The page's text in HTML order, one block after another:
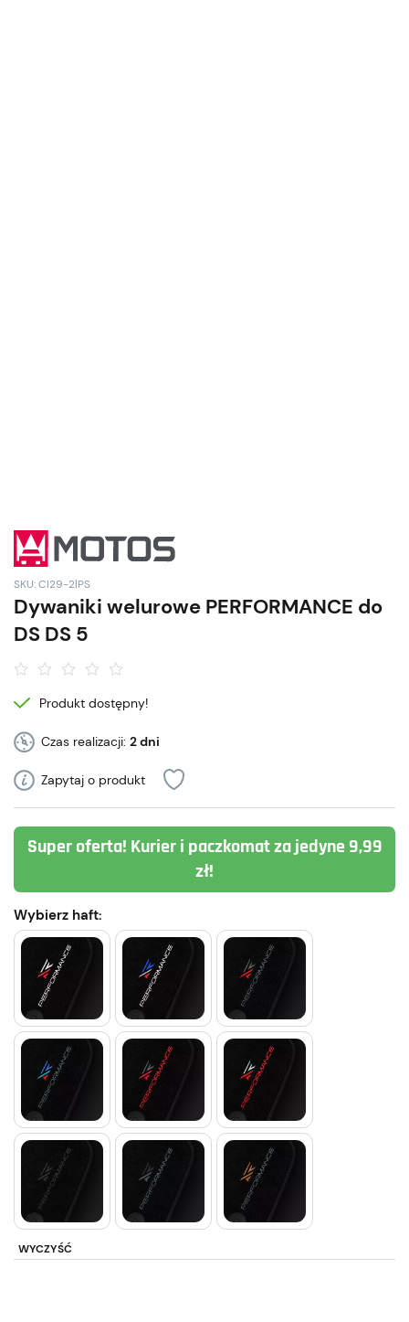
SKU: CI29-2|PS
Dywaniki welurowe PERFORMANCE do
DS DS 5
Produkt dostępny!
Czas realizacji: 2 dni
Zapytaj o produkt
Super oferta! Kurier i paczkomat za jedyne 9,99
zł!
Wybierz haft:
WYCZYŚĆ